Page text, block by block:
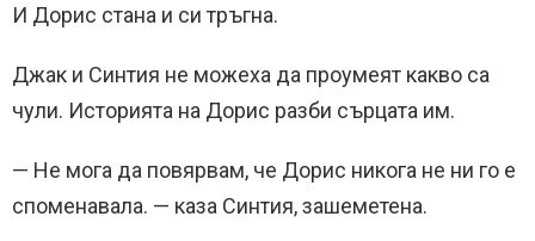
И Дорис стана и си тръгна.
Джак и Синтия не можеха да проумеят какво са
чули. Историята на Дорис разби сърцата им.
— Не мога да повярвам, че Дорис никога не ни го е
споменавала. — каза Синтия, зашеметена.